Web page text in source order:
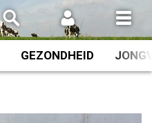
GEZONDHEID